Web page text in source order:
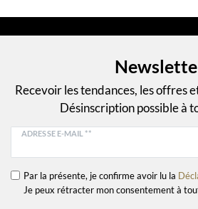
Recevoir les tendances, les offres
Désinscription possible à
ADRESSE E-MAIL **
Par la présente, je confirme avoir lu la
Je peux rétracter mon consentement à